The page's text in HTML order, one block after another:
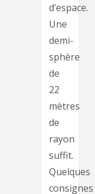
d’espace.
Une
demi-
sphère
de
22
mètres
de
rayon
suffit.
Quelques
consignes